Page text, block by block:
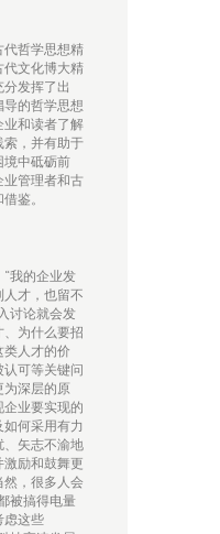
代哲学思想精
代文化博大精
发挥了出
的哲学思想
业和读者了解
索，并有助于
境中砥砺前
业管理者和古
鉴。
我的企业发
才，也留不
讨论就会发
为什么要招
人才的价
可等关键问
为深层的原
业要实现的
何采用有力
、矢志不渝地
励和鼓舞更
然，很多人会
被搞得电量
虑这些